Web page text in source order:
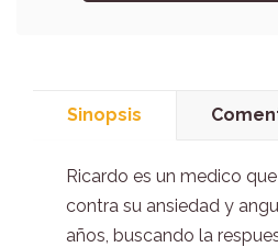
Sinopsis
Ricardo es un medico
contra su ansiedad y
años, buscando la